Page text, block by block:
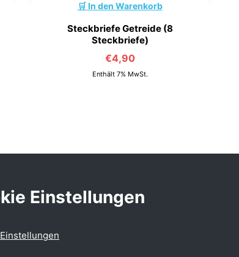
In den Warenkorb
Steckbriefe Getreide (8
Steckbriefe)
€4,90
Enthält 7% MwSt.
Einstellungen